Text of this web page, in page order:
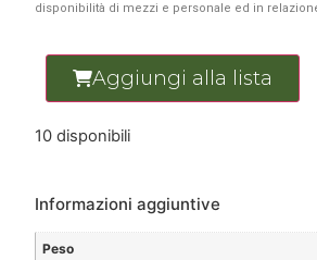
disponibilità di mezzi e personale ed in
Aggiungi alla lista
10 disponibili
Informazioni aggiuntive
Peso